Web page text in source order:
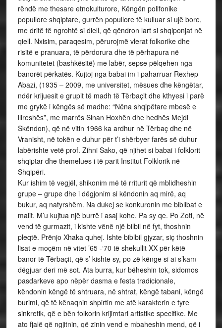
rëndë me thesare etnokulturore, Këngën polifonike
popullore shqiptare, gurrën popullore të kulluar si ujë bore,
me dritë të ngrohtë si diell, që qëndron lart si shqiponjat në
qiell. Nxisim, paraqesim, përurojmë vlerat folkorike dhe
risitë e pranuara, të përdorura dhe të përhapura në
komunitetet (bashkësitë) me labër, sepse pëlqehen nga
banorët përkatës. Kujtoj nga babai im i paharruar Rexhep
Abazi, (1935 – 2009, me universitet, mësues dhe këngëtar,
ndër krijuesit e grupit të madh të Tërbaçit dhe kthyesi i parë
me grykë i këngës së madhe: “Nëna shqipëtare mbesë e
ilireshës”, me marrës Sinan Hoxhën dhe hedhës Mejdi
Skëndon), që në vitin 1966 ka ardhur në Tërbaç dhe në
Vranisht, në tokën e duhur për t’i shërbyer farës së duhur
labërishte vetë prof. Zihni Sako, që njihet si babai i folklorit
shqiptar dhe themelues i të parit Institut Folklorik në
Shqipëri.
Kur ishim të vegjël, shikonim më të rriturit që mblidheshin grupe – grupe dhe i dëgjonim si këndonin aq mirë, aq bukur, aq natyrshëm. Na dukej se konkuronin me biblibat e malit. M’u kujtua një burrë i asaj kohe. Pa sy qe. Po Zoti, në vend të gurmazit, i kishte vënë një bilbil në fyt, thoshnin pleqtë. Prënjo Xhaka quhej. Ishte biblbil gjyzar, siç thoshnin lisat e moçëm në vitet ’65 -‘70 të shekullit XX për këtë banor të Tërbaçit, që s’ kishte sy, po zë kënge si ai s’kam dëgjuar deri më sot. Ata burra, kur bëheshin tok, sidomos pasdarkeve apo nëpër dasma e festa tradicionale, këndonin këngë të shtruara, në shtrat, këngë tabani, këngë burimi, që të kënaqnin shpirtin me atë karakterin e tyre sinkretik, që e bën folkorin krijimtari artistike specifike. Me ato fjalë që ngjitnin, që zinin vend e mbaheshin mend, që i krijonin në moment, si të zgjedhura me dorë, si bleta zgjedh nektarin nëpër lule, vargje të atypëratyshme, sa të thjeshta aq sublime, me bukuri estetike, me melodi të pëlqyeshme, me një akustikë magjike, me veshjen karakteristike, që u kishte hije, në atë mjedis, në atë kohë dhe hapësirë praktikmi, kënga e atyre burrave të lartë e hijerëndë më dukej se vinte tek ne e kulluar nga një burim hyjnor. Me të drejtë gjeniu Kadare (vetëm burokratikisht ende i pashpallur si Nobelist nga Akademia Suedeze) e cilëson folkorin shqiptar “Autobiografia e popullit në vargje” (1971, 1980, 2002). Kur ishim të vegjël e të rriturit na merrnin pas, dëgjonim që flisnin për Këngën Himarioçe, për Këngën Smokthinjoçe dhe për këngën Tërbaçioçe. Kuptuam më vonë që, në vijë kronologjike, se këto tre variante, melodi, apo avaze, si flitej nëpër lokalitetet përkatës, ishin tre stilet muzikore që e pasuruan dhe e ngritën artistikisht këngën labe në veçanti dhe shtuan një shufër floriri në minierën e artë të Folkorit Shqiptar. Në atë kohë, (ende pa dalë televizioni) Radio Tirana kishte një program, Radio Posta quhej dhe jepte këngë që të zbukuronin botën e brendshme, të mbushnin shpirtin me dashuri, me ndjenja të larta se ishin kënëg të ngrohta, të bukura si thëllëza, jo si ca laraska e sorra që dalin fatkeqësisht sot (edhe ndër këto vise), kishte një emision me këngë popullore, i cili realizohej dhe me një nënndarje të titullura: Këngë labçe, vënçe, himarioçe, që më vonë nga studiuesit e folkorit u emërtuan këngë polifonike labe (Spiro Shituni, Agron Xhagolli, 1986: ndër figurat më të spikatura të folkoristikës shqiptare, me që kënga labe këndohet nga shumë zëra – shën im: A. H). Këngët labe himariote të Neço Mukës deri te Dhimitër Varfi, ato smokthinjote të Qazim Ademit deri te Hysen Ruka dhe Këngët labe tërbaçiote të Kujtim Micit me Sinan Hoxhën e Syrjat Hodon, janë tre maja malesh me trëndelinë në diell e suferinë, në Vargmalin Folkorik Madhështor të Folklorit Shqiptar, që shkëlqen në Etnokulturën Kombëtare. Shkëlqyen në ato vite stile e variante, si një mozaik ylberor, që e ngritën në nivele artistike të larta këngën labe me grupe të mëdha nga pesha specifike, si grupi i famshëm i Pilurit, i polifonëve magjikë të “Fosforinës shqiptare” të të madhit Lefter Çipa, me Ermioni e Katina Mërkurin, me Vangjel Gjiçalin e Qirjako Balën; grupi i Bënçës së Maliq Lilës së paharruar, me Golik Jaupin e papërmbajtshëm e Paro Zilfon – amazonë kënge; grupi i Vranishtit të Muhamet Tartarin të papërtuar, me Arap Çeloleskën e hekurt, Leonora Shkurtin buronjë vranishnjote; grupi i Tragjasit të Hamdi Pulos vargbrilant, me Beqir Laçen, Aranit Daupin dhe Tartar Avdulin e pashoq; grupi i “Violinave” të Lapardhasë me ustain e labërishtes Feti Brahimi e me bilbila si Nazif Çelën me Golik Likën e me thëllëza si Bardha Brahimin; grupi i Armenit të “Cinxërfiles” së Lefter Haxhirajt e pavdekshëm me burra kënge si Rrahmën Nuredini; apo gurin e çmuar folkorik Zeqo Hoxha me të tejlashtën monofoni të Kallaratit të Llambro Hysit. Po ninullat e dhembshura e të ëmbla të Bardha Hosit të Bolenës së Nertesi Asllanit?! Njerëzit dhe sot e kësaj dite pyesin: “Vasil Serës së Bratit, kush ia ka vendusur atë biblib në grykë, baba e nëna apo Zoti vetë”?! Nuk mund të mos kujtojmë me nderim, se nuk mund të mos udhëtojmë me këtë trajtesë sado të shkurtër nëpër visaret folkorike të këngës labe në Gjirokastrën e monumentit Folkorik Xhevat Avdalli, që ia la stafetën denjësisht Arjan Shehut e Mehmet Vishes me shokë. Po Tepelena, diamant me këngë e histori?! Po Saranda e Delvina, si “nuse bregdeti” e këngës labe ?! Idajet Duka me “Kaonët” ndez detin, jo më tokën e malin me këngët e tij mbushur zjarr atdhetar. Kalo Bregu i Vezhdanishtit vjen si gjëmim me zërin shpellë e, pas tij, na befason Vendim Zykaj. Po ky, Alush Milori i Progonatit, çfarë ka qenë – njeri apo shqiponjë labe që printe vallen burrërore?! Mallakastra që flakëron labërisht në stilin e saj, po Trebeshina e Rilinda Velajt që e bën këngë labe të bjerë era manushaqe, duke tejkaluar trojet tradicionalë të këngës labe?!…A e keni dëgjuar Yzeir Llanaj që kur këndon ndez Mallakastër e Labëri?! Po Piro Latifaj, Piro Hekali, me ato këngë epiko – lirike, që i krijon vetë dhe i merr aq bukur, aq ëmbël, aq me ndjenjë, saqë dhe gurin e drurin bën t’i qasen t’ia mbajnë këngës së tij?! Po korifeu i sotëm i valles së Vranishtit, kthyesi historik, Sinan Gjoleka që nuk luajti një ditë nga “vatani”, që është një spaletë morale e polifonisë labe?! Në krahë të korifejve Kujtim Mici, Lefter Çipa, Maliq Lila e Hamdi Pulo ecën Llambro Hysi, Muhamet Tartari e Feti Brahimi, profile të skalitur të krijimit poetik popullor, të zilishëm dhe nga poetët e letërsisë moderne, siç nënvizon Kadareja i madh. Në gjurmët e krijimeve të këtyre burrave labërues, që përbëjnë lartësi, ecën denjësisht Zaho Balili, Nertesi, Asllani, Kristo Çipa, Felek Bleta dhe Nexhip Sera, i veçanti e “i padukshmi” me ato vargje jo të krijuara, por të pikuara me filigran shpirti e arti. Është nder për ne të përmendim emrin e fenomenit Vendim Kapaj që i bie fyellit e culës përsosmërisht, si ai?! Vendimi është monumenti i labërishtes në lëvizje. Po plaku Selman Pazaj nga Vranishti që prodhon e gdhend cula guri dhe i bie culës së gurtë si të na vinte nga një legjendë e gjallë?! Në sotshmëri, në vijim të traditës së treshes së famshme Sulo Bozhani, Leko Gjoleka, Bego Vangjeli, (që nga kohë e Dule Havarit) është grupi i Dukatit me Fatosh Likën e Bajram Hundën etnopërbashkues që është ngjitur në majë të Malit Folklorik. Dhe të tjerët ecin, fushave, brinjave, kodrave të shpirtit të gjerë të Folkorit Shqiptar, që kemi si visar ne labët, si pjesë e së tërës etnokulturore. Po këngëtaret virtuoze të Vranishtit Leonora Shkurtaj, Asime Skëndaj e Fiqirete Aliaj, në gjurmët e Sadihanë Brahimes e nënave të tjera të këngës?! Po Nazo Dautaj, Shpresa Kapo, Shaze Hoxha të Tërbaçit në gjurmët e traditës që solli Hadixhe Hodo, Natasha Hoxha, Bardha Kapo e Dashuri Mehmeti me ato kapedane të këngës grarishte tërbaçiote?! Po Bejushe Demaj Barjami e krojeve të Velçës? Po legjenda e Dukatit Pika Feruni, pasuar denjësisht në shtratin e këngës nga Taire Bozhani?! Po të spikaturat Nasije Merkaj dhe Eli Belaj të Kaninës?! Po Angjelina Islami e Mavrovës? Po Leni Çali e Himarës sot?! Po vajzat e Dhërmiut?! Po kthyes si viganin Nebi Xhaka apo vijuesin e tij Viron Laci ku gjen?! Kështu është në viset tona. Edhe në këngë edhe në valle. I pari ia merr këngës, këndon poezinë popullore me një melodi, në një variant që vetë ata, komuniteti e kanë pranuar e kanë pëlqyer, e praktikojnë dhe e përhapin. Më përpara, në odat e burrave a ku mblidheshin trimat e këngës (se dhe kënga paska trima!) këngë merrnin të gjithë burrat që ishin mbledhur në shoqërinë e këngës, me radhë, përndryshe nuk mund të ishe pjesëtar në atë grup. Kishte nivel, kritere e standarte kënga. Dhe duhet të ketë. Mujo Gjondeda, Mejdi Skëndaj, Kujtim Mici e Rexhep Abazi me shokë, kur hidhnin e kërcenin vallen e kënduar tërbaçiote, atë të sertën e të rëndën, atë të madhërishmen e papërsëritshme të viteve ’70 – të të shek. XX, këndonin si malet në këmbë, lartë, qartë e shqip: “More, di, more di, more diell e moj hënë!…”, apo : “Shqipëri, Shqipëri, Shqipëri, koshere blete!…” dhe tundnin shaminë në erë krenarisht në valle burrash e mateshin me retë e rrufetë mbi Çikë, në Malet e Vetëtimave. Ashtu kishte ardhur stafeta folkorike nga të parët, qysh nga lashtësia. Asnjëherë nuk na kanë thënë dhe në asnjë rast nuk kemi dëgjuar që të nis me iso: “Eee, aaa, ooo, e more diell e moj hënë,eee, ooo!”. Po kështu, memorja sociale më e afërt (viti 1978 e më tëhu) apo regjistrimet në bobina, në kaseta apo video e mban mend e ka dëgjuar, e ka parë Hetem Shkurtin, Arap Çeloleskën, Selman Alinë e Sinan Gjolekën me vallëtarët e vetëtimave labe të Vranishtit ta nisnin vallen e kënduar: “Lidhur si fishek gjerdani” apo vallen e Ismail Qemalit, atë për Labët me 300 pala fustanella, apo “Shpata jonë gris fermanë”, duke i deklaruar, duke i kënduar me melodi, sipas ritmikës së valles fjalët e tekstit poetik popullor: “…Lidhur si, lidhur si, lidhur si fyshek gjerdani…”, apo “Cili je, cili je, cili je ti more burrë?!…”, si dhe “Labëri, Labëri, Labëri, dyzet kështjella”, apo “Shpata jò, shpata jò, shpata jon’ grisi fermanë” dhe në asnjë rast ta nisnin me iso: “eee, ooo, aaa lidhur si…ooo, eee…”. [Absolutisht, kurrë nuk fyej ata njerëz apo ato komunitete që këndojnë me të tilla variante. Marrëdhëniet ndërkulturore, shkëmbimet shpirtëtrore janë vlerat e traditave ndërkomunitare dhe e takimeve të kulturave jomateriale me grupet e tjera, me kraninat apo dhe me popujt mesdhetarë, ballkanikë apo europianë. Foklori është konsulli i miqësisë midis popujve, kënga është ambasadorja shpirtërore e dashurisë dhe e miqësisë midis popujve tanë. I respektoj ata që e nisin këngë me iso, se ajo është bota e tyre shpirtërore, ashtu u pëlqen, ashtu këndojnë, por nuk është natyra jonë ajo mënyrë të kënduari, nuk është stili ynë ky model që na sajohet e na paraqitet]. E pra, e ka thënë shqip Bujku i këngës labe, mësuesi, poeti, këngëtari, drejtuesi dhe Dragoi i këngës së Tërbaçit, Kujtim Mici: “Farën